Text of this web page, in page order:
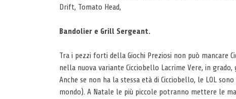
Drift, Tomato Head,
Bandolier e Grill Sergeant.
Tra i pezzi forti della Giochi Preziosi non può mancare
nella nuova variante Cicciobello Lacrime Vere, in
Anche se non ha la stessa età di Cicciobello, le LOL
mondo). A Natale le più piccole potranno mettere le